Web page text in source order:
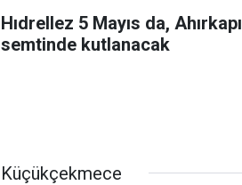
Hıdrellez 5 Mayıs da, Ahırkapı
semtinde kutlanacak
Küçükçekmece